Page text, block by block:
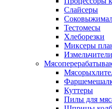
Слайсеры
Тестомесы
Хлеборезки
Миксеры
Измельчители
Куттеры
Пилы для